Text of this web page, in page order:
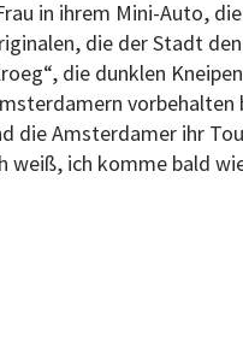
in ihrem Mini-Auto,
die der Stadt
die dunklen
vorbehalten
die Amsterdamer ihr
weiß, ich komme bald